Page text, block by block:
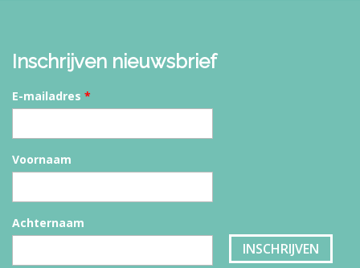
Inschrijven nieuwsbrief
E-mailadres *
Voornaam
Achternaam